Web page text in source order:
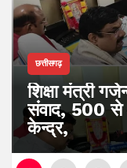
छत्तीसगढ़
शिक्षा मंत्री
संवाद, 500 से
केन्द्र,